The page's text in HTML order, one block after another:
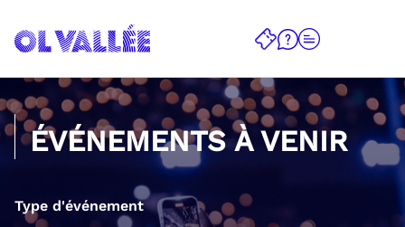
ÉVÉNEMENTS À VENIR
Type d'événement